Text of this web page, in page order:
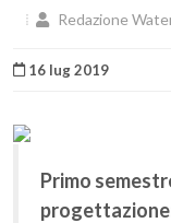
Redazione
16 lug 2019
Primo